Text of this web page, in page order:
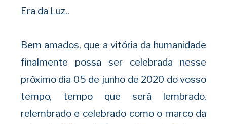
Era da Luz..
Bem amados, que a vitória da humanidade
finalmente possa ser celebrada nesse
próximo dia 05 de junho de 2020 do vosso
tempo, tempo que será lembrado,
relembrado e celebrado como o marco da